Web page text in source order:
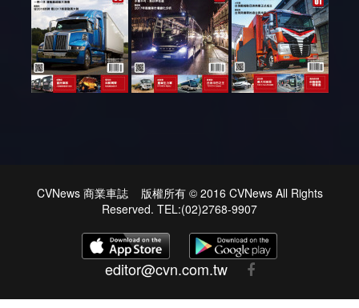
CVNews 商業車誌 版權所有 © 2016 CVNews All Rights
Reserved. TEL:(02)2768-9907
editor@cvn.com.tw